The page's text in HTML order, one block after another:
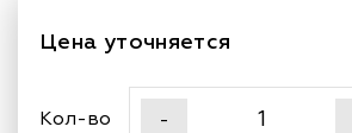
Цена уточняется
Кол-во -